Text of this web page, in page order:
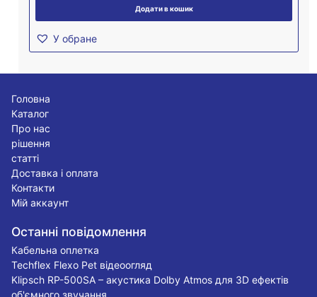
Додати в кошик
У обране
Головна
Каталог
Про нас
рішення
статті
Доставка і оплата
Контакти
Мій аккаунт
Останні повідомлення
Кабельна оплетка
Techflex Flexo Pet відеоогляд
Klipsch RP-500SA – акустика Dolby Atmos для 3D ефектів
об'ємного звучання.